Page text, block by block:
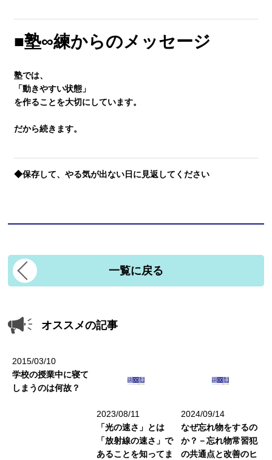
■塾∞練からのメッセージ
塾では、
「動きやすい状態」
を作ることを大切にしています。
だから続きます。
◆保存して、やる気が出ない日に見返してください
一覧に戻る
オススメの記事
2015/03/10
学校の授業中に寝て
しまうのは何故？
2023/08/11
「光の速さ」とは
「放射線の速さ」で
あることを知ってま
2024/09/14
なぜ忘れ物をするの
か？－忘れ物常習犯
の共通点と改善のヒ